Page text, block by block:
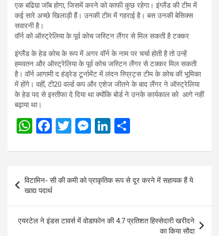
एक बढिय़ा जॉब होगा, जिसमें करने को काफी कुछ रहेगा। इंग्लैंड की टीम में
कई सारे अच्छे खिलाड़ी हैं। उनकी टीम में गहराई है। बस उनकी बेसिक्स
सवारनी है।
वॉर्न को ऑस्ट्रेलिया के पूर्व कोच जस्टिन लैंगर से मिल सकती है टक्कर
इंग्लैंड के हेड कोच के रूप में अगर वॉर्न के नाम पर चर्चा होती है तो उन्हें
हमवतन और ऑस्ट्रेलिया के पूर्व कोच जस्टिन लैंगर से टक्कर मिल सकती
है। वॉर्न आगामी द हंड्रेड टूर्नामेंट में लंदन स्प्रिट्स टीम के कोच की भूमिका
में होंगे। वहीं, टी20 वर्ल्ड कप और एशेज जीतने के बाद लैंगर ने ऑस्ट्रेलिया
के हेड पद से इस्तीफा दे दिया था क्योंकि बोर्ड ने उनके कार्यकाल को आगे नहीं
बढ़ाया था।
W
at
s
A
p
p
F
ce
b
o
o
k
T
tt
er
M
se
g
er
Li
ke
n
ar
Post
navigation
विटामिन- सी की कमी को प्राकृतिक रूप से दूर करने में सहायक हैं ये
खाद्य पदार्थ
एयरटेल ने इंडस टावर्स में वोडाफोन की 4.7 प्रतिशत हिस्सेदारी खरीदने
का किया सौदा